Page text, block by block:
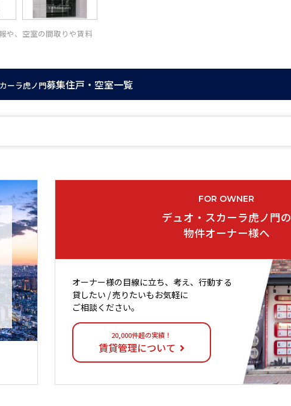
や、空室の間取りや賃料
ーラ虎ノ門募集住戸・空室一覧
FOR OWNER
デュオ・スカーラ虎ノ門の
物件オーナー様へ
オーナー様の目線に立ち、考え、行動する
貸したい / 売りたいもお気軽に
ご相談ください。
20,000件超の実績！
賃貸管理について